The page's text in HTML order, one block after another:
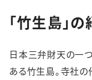
「竹生島」
日本三弁財天の一
ある竹生島。寺社の